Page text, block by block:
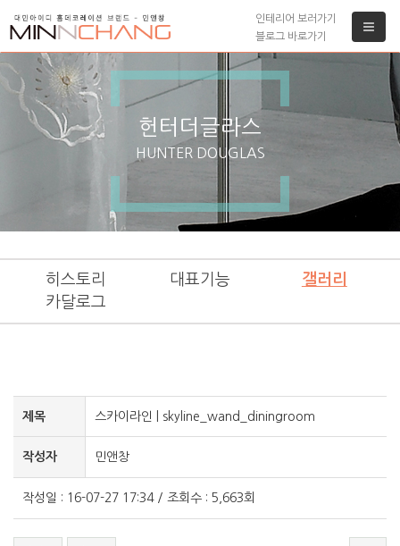
인테리어 보러가기
블로그 바로가기
헌터더글라스
HUNTER DOUGLAS
히스토리 대표기능
갤러리
카달로그
제목 스카이라인 | skyline_wand_diningroom
작성자 민앤창
작성일 : 16-07-27 17:34 / 조회수 : 5,663회